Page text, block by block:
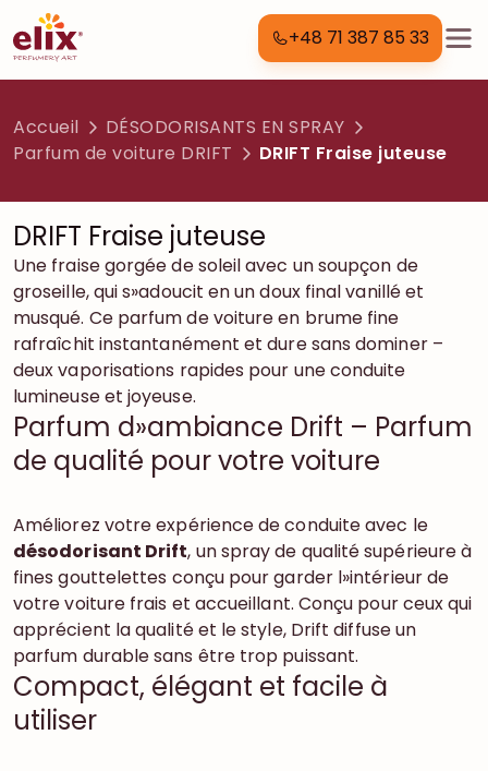
+48 71 387 85 33
Accueil
DÉSODORISANTS EN SPRAY
Parfum de voiture DRIFT
DRIFT Fraise juteuse
DRIFT Fraise juteuse
Une fraise gorgée de soleil avec un soupçon de
groseille, qui s»adoucit en un doux final vanillé et
musqué. Ce parfum de voiture en brume fine
rafraîchit instantanément et dure sans dominer –
deux vaporisations rapides pour une conduite
lumineuse et joyeuse.
Parfum d»ambiance Drift – Parfum
de qualité pour votre voiture
Améliorez votre expérience de conduite avec le
désodorisant Drift, un spray de qualité supérieure à
fines gouttelettes conçu pour garder l»intérieur de
votre voiture frais et accueillant. Conçu pour ceux qui
apprécient la qualité et le style, Drift diffuse un
parfum durable sans être trop puissant.
Compact, élégant et facile à
utiliser